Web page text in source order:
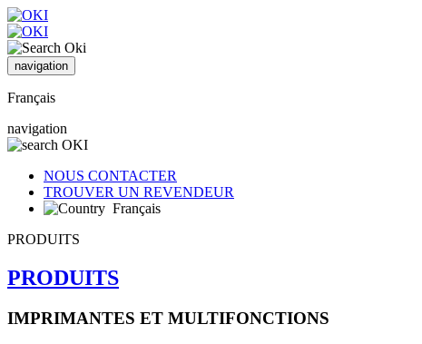
navigation
Français
navigation
NOUS CONTACTER
TROUVER UN REVENDEUR
Français
PRODUITS
PRODUITS
IMPRIMANTES ET MULTIFONCTIONS